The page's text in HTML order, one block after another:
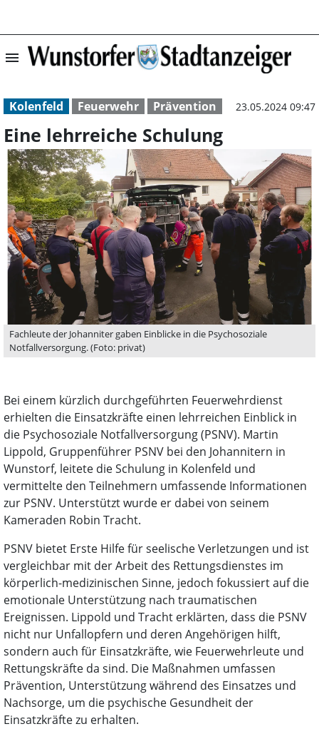
menu Eine lehrreiche
Kolenfeld Feuerwehr Prävention 23.05.2024 09:47
Eine lehrreiche Schulung
Fachleute der Johanniter gaben Einblicke in die Psychosoziale
Notfallversorgung. (Foto: privat)
Bei einem kürzlich durchgeführten Feuerwehrdienst
erhielten die Einsatzkräfte einen lehrreichen Einblick in
die Psychosoziale Notfallversorgung (PSNV). Martin
Lippold, Gruppenführer PSNV bei den Johannitern in
Wunstorf, leitete die Schulung in Kolenfeld und
vermittelte den Teilnehmern umfassende Informationen
zur PSNV. Unterstützt wurde er dabei von seinem
Kameraden Robin Tracht.
PSNV bietet Erste Hilfe für seelische Verletzungen und ist
vergleichbar mit der Arbeit des Rettungsdienstes im
körperlich-medizinischen Sinne, jedoch fokussiert auf die
emotionale Unterstützung nach traumatischen
Ereignissen. Lippold und Tracht erklärten, dass die PSNV
nicht nur Unfallopfern und deren Angehörigen hilft,
sondern auch für Einsatzkräfte, wie Feuerwehrleute und
Rettungskräfte da sind. Die Maßnahmen umfassen
Prävention, Unterstützung während des Einsatzes und
Nachsorge, um die psychische Gesundheit der
Einsatzkräfte zu erhalten.